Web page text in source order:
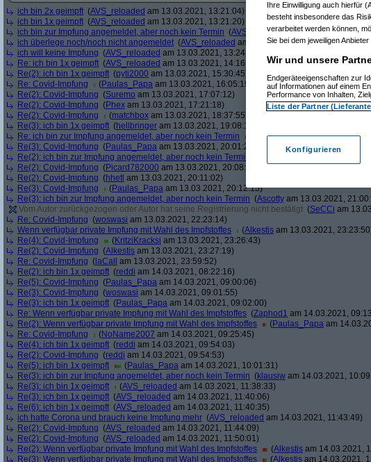
ich bin 2x geimpft (AVS_reloaded am 13.03.2021, 13:21:04)
ich bin 1x geimpft (AVS_reloaded am 13.03.2021, 13:21:20)
ich bin zur Impfung angemeldet, aber noch kein Termin (AVS_reloadedam 13.03.2021,
ich überlege noch/noch nicht angemeldet (AVS_reloaded am 13.03.2021, 13:23:55)
ich will keine Impfung (AVS_reloaded am 13.03.2021, 13:24:12)
Re: ich bin 1x geimpft (AVS_reloaded am 13.03.2021, 14:16:51)
Re(2): ich bin 1x geimpft (pyti2000 am 13.03.2021, 15:30:45)
Re: Covid-Impfung
(Paulas_Papa am 13.03.2021, 16:05:19)
Re(2): Covid-Impfung (Suremo am 13.03.2021, 17:07:12)
Re(2): Covid-Impfung (Phex am 13.03.2021, 17:21:18)
Re(2): Covid-Impfung
(matchbox am 13.03.2021, 18:37:55)
Re(3): ich bin 1x geimpft (hellbringer am 13.03.2021, 19:08:15)
Re: ich bin zur Impfung angemeldet, aber noch kein Termin
Ascottyam 13.03.2021,
Re(3): Covid-Impfung (Paulas_Papa am 13.03.2021, 20:01:29)
Re(2): ich bin zur Impfung angemeldet, aber noch kein Termin
Re(2): Covid-Impfung (Picard782000 am 13.03.2021, 20:08:50)
Re(2): Covid-Impfung (hhetl am 13.03.2021, 20:11:02)
Re(3): Covid-Impfung
(Paulas_Papa am 13.03.2021, 20:12:15)
Re(3): ich bin zur Impfung angemeldet, aber noch kein Termin (Ascotty am 13.03.2021,
Vom Autor zurückgezogen oder Autor hat seine Registrierung nicht bestätigt (SeCCi am
Re: Covid-Impfung (woswasi am 13.03.2021, 22:23:14)
Wenn verfügbar private Impfung mit Wahl des Impfstoffes
(Alkestis am 13.03.2021,
Re(4): Covid-Impfung
(KritziKracksi am 13.03.2021, 23:26:43)
Re(2): Covid-Impfung (Alkestis am 13.03.2021, 23:27:19)
Re: Covid-Impfung ( laCall
am 13.03.2021, 23:59:52)
Re(2): ich bin 1x geimpft (reddi am 14.03.2021, 08:22:16)
Re(5): Covid-Impfung (Paulas_Papa am 14.03.2021, 09:00:06)
Re(3): Covid-Impfung (woswasi am 14.03.2021, 09:01:55)
Re(3): ich bin 1x geimpft (Paulas_Papa am 14.03.2021, 09:02:00)
Re: Wenn verfügbar private Impfung mit Wahl des Impfstoffes (Zaphod1 am 14.03.2021,
Re(2): Wenn verfügbar private Impfung mit Wahl des Impfstoffes
(Paulas_Papa am
Re: Covid-Impfung
(NoName2007 am 14.03.2021, 09:25:45)
Re(4): ich bin 1x geimpft (reddi am 14.03.2021, 09:54:03)
Re(2): Covid-Impfung (reddi am 14.03.2021, 09:54:53)
Re(5): ich bin 1x geimpft
(Paulas_Papa am 14.03.2021, 10:01:31)
Re(3): ich bin zur Impfung angemeldet, aber noch kein Termin (klausiw am 14.03.2021,
Re(3): ich bin 1x geimpft
(AVS_reloaded am 14.03.2021, 11:38:33)
Re(3): ich bin 1x geimpft (AVS_reloaded am 14.03.2021, 11:40:06)
Re(6): ich bin 1x geimpft (AVS_reloaded am 14.03.2021, 11:40:35)
ich hatte Corona und brauch keine Impfung mehr (AVS_reloaded am 14.03.2021, 11:43:49)
Re(2): Covid-Impfung (AVS_reloaded am 14.03.2021, 11:44:09)
Re(2): Covid-Impfung (AVS_reloaded am 14.03.2021, 11:50:01)
Re(2): Wenn verfügbar private Impfung mit Wahl des Impfstoffes
(Alkestis am 14.03.2021,
Re(3): Wenn verfügbar private Impfung mit Wahl des Impfstoffes
(Alkestis am 14.03.2021,
Ihre Einwilligung auch hierfür
besteht insbesondere das
verarbeitet werden können,
Sie bei dem jeweiligen
Wir und unsere
Endgeräteeigenschaften zur
auf Informationen auf einem
Performance von Inhalten,
Liste der Partner
Konfigurieren